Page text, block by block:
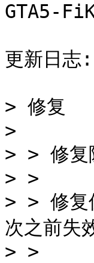
GTA5-
更新日志:
> 修复
>
> > 修复
> >
> > 修复
次之前失
> >